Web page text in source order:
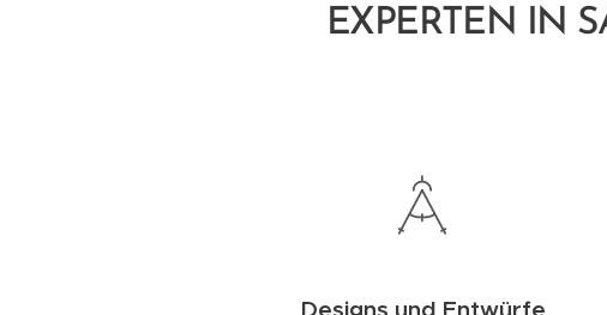
EXPERTEN IN
Designs und Entwürfe